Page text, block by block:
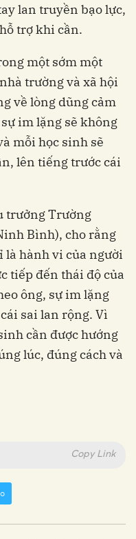
lan truyền bạo lực,
trợ khi cần.
một sớm một
trường và xã hội
về lòng dũng cảm
im lặng sẽ không
mỗi học sinh sẽ
lên tiếng trước cái
trưởng Trường
Bình), cho rằng
là hành vi của người
tiếp đến thái độ của
ông, sự im lặng
sai lan rộng. Vì
cần được hướng
lúc, đúng cách và
Copy Link